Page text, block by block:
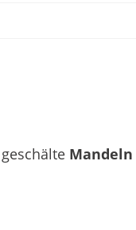
Mandeln